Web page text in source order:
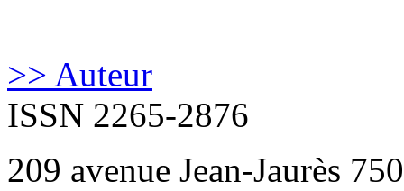
>> Auteur
ISSN 2265-2876
209 avenue Jean-Jaurès